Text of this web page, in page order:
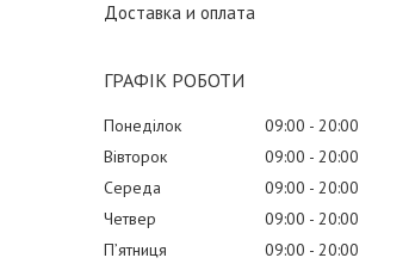
Доставка и оплата
ГРАФІК РОБОТИ
Понеділок 09:00
20:00
Вівторок
09:00
20:00
Середа
09:00
20:00
Четвер
09:00
20:00
Пʼятниця
09:00
20:00